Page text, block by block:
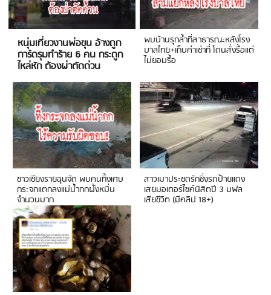
หนุ่มเที่ยวงานพ่อขุน อ้างถูก
การ์ดรุมทำร้าย 6 คน กระดูก
ไหล่หัก ต้องผ่าตัดด่วน
พบบ้านรุกล้ำที่สาธารณะหลังโรง
บาลไทย+เก็บค่าเช่าที่ โดนสั่งรื้อแต่
ไม่ยอมรื้อ
ชาวเชียงรายฉุนจัด พบคนทิ้งเศษ
กระจกแตกลงแม่น้ำกกฝั่งหมิ่น
จำนวนมาก
สาวเมาประชดรักซิ่งรถป้ายแดง
เสยมอเตอร์ไซค์นิสิตปี 3 มฟล
เสียชีวิต (มีคลิป 18+)